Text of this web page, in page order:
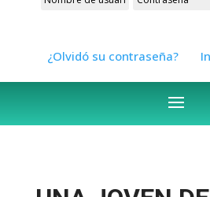
¿Olvidó su contraseña?